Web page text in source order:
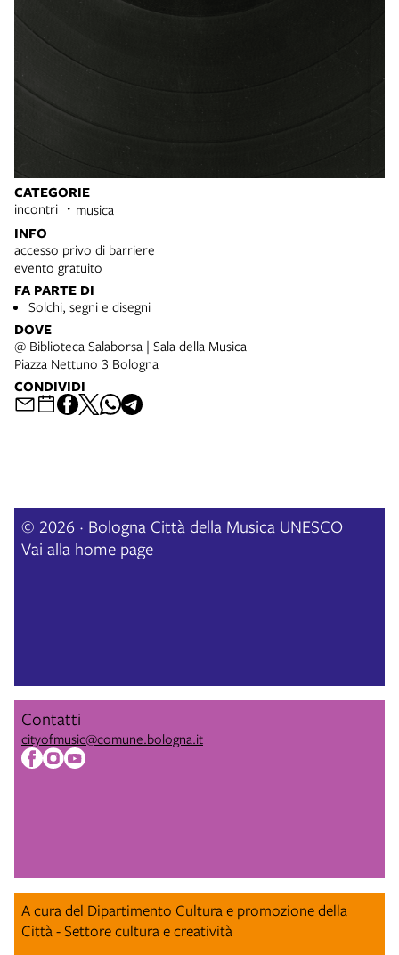
CATEGORIE
incontri musica
INFO
accesso privo di barriere
evento gratuito
FA PARTE DI
Solchi, segni e disegni
DOVE
@ Biblioteca Salaborsa | Sala della Musica
Piazza Nettuno 3 Bologna
CONDIVIDI
© 2026 · Bologna Città della Musica UNESCO
Vai alla home page
Contatti
cityofmusic@comune.bologna.it
A cura del Dipartimento Cultura e promozione della
Città - Settore cultura e creatività